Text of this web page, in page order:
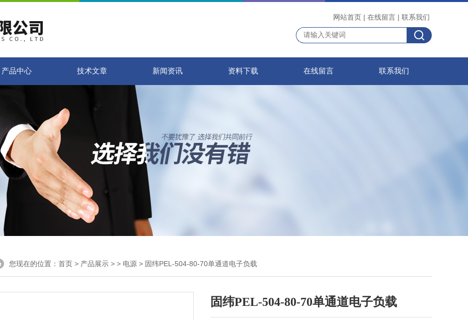
网站首页 | 在线留言 | 联系我们
产品中心 技术文章 新闻资讯 资料下载 在线留言 联系我们
您现在的位置： 首页 > 产品展示 > > 电源 > 固纬PEL-504-80-70单通道电子负载
固纬PEL-504-80-70单通道电子负载